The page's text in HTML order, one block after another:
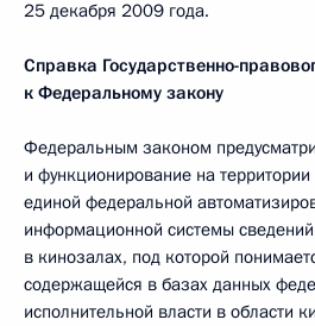
25 декабря 2009 года.
Справка Государственно-
к Федеральному закону
Федеральным законом
и функционирование на
единой федеральной
информационной системы
в кинозалах, под которой
содержащейся в базах данных
исполнительной власти в области